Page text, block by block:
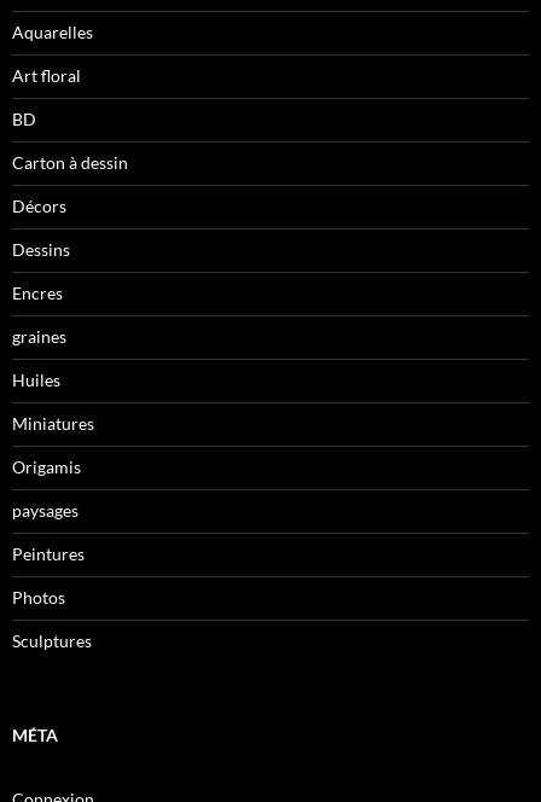
Aquarelles
Art floral
BD
Carton à dessin
Décors
Dessins
Encres
graines
Huiles
Miniatures
Origamis
paysages
Peintures
Photos
Sculptures
MÉTA